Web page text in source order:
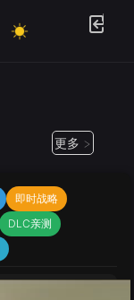
更多 >
即时战略
DLC亲测